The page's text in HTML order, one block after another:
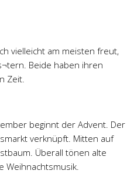
vielleicht am meisten freut,
Beide haben ihren
Zeit.
beginnt der Advent. Der
verknüpft. Mitten auf
Überall tönen alte
Weihnachtsmusik.